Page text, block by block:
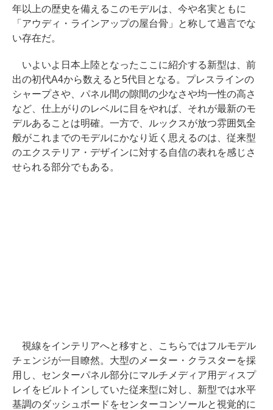
年以上の歴史を備えるこのモデルは、今や名実ともに
「アウディ・ラインアップの屋台骨」と称して過言でな
い存在だ。
いよいよ日本上陸となったここに紹介する新型は、前
出の初代A4から数えると5代目となる。プレスラインの
シャープさや、パネル間の隙間の少なさや均一性の高さ
など、仕上がりのレベルに目をやれば、それが最新のモ
デルあることは明確。一方で、ルックスが放つ雰囲気全
般がこれまでのモデルにかなり近く思えるのは、従来型
のエクステリア・デザインに対する自信の表れを感じさ
せられる部分でもある。
視線をインテリアへと移すと、こちらではフルモデル
チェンジが一目瞭然。大型のメーター・クラスターを採
用し、センターパネル部分にマルチメディア用ディスプ
レイをビルトインしていた従来型に対し、新型では水平
基調のダッシュボードをセンターコンソールと視覚的に